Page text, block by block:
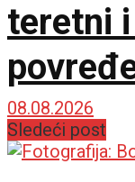
teretni
08.08.2026
Sledeći post